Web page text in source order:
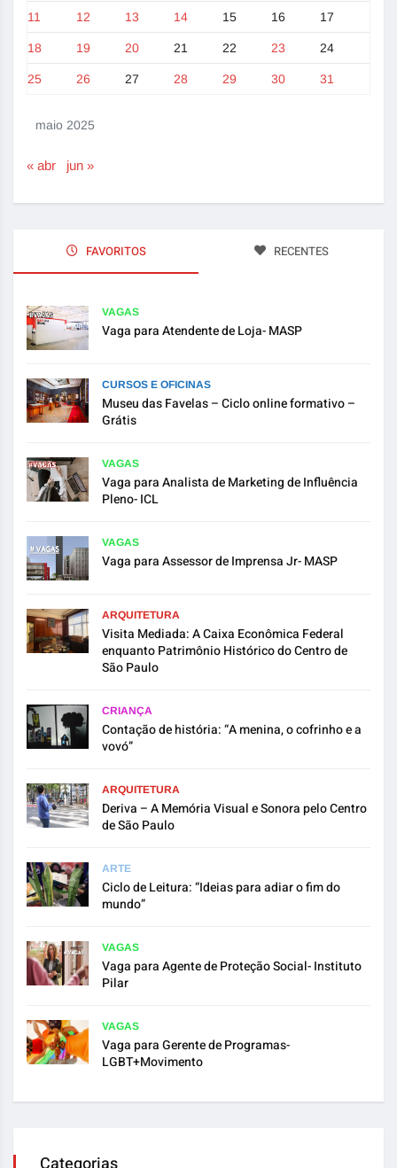
maio 2025
11 12 13 14 15 16 17
18 19 20 21 22 23 24
25 26 27 28 29 30 31
« abr jun »
FAVORITOS RECENTES
VAGAS
Vaga para Atendente de Loja- MASP
CURSOS E OFICINAS
Museu das Favelas – Ciclo online formativo –
Grátis
VAGAS
Vaga para Analista de Marketing de Influência
Pleno- ICL
VAGAS
Vaga para Assessor de Imprensa Jr- MASP
ARQUITETURA
Visita Mediada: A Caixa Econômica Federal
enquanto Patrimônio Histórico do Centro de
São Paulo
CRIANÇA
Contação de história: “A menina, o cofrinho e a
vovó”
ARQUITETURA
Deriva – A Memória Visual e Sonora pelo Centro
de São Paulo
ARTE
Ciclo de Leitura: “Ideias para adiar o fim do
mundo”
VAGAS
Vaga para Agente de Proteção Social- Instituto
Pilar
VAGAS
Vaga para Gerente de Programas-
LGBT+Movimento